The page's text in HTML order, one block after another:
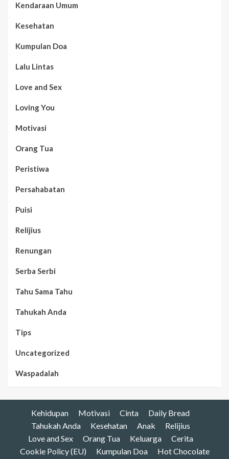
Kendaraan Umum
Kesehatan
Kumpulan Doa
Lalu Lintas
Love and Sex
Loving You
Motivasi
Orang Tua
Peristiwa
Persahabatan
Puisi
Relijius
Renungan
Serba Serbi
Tahu Sama Tahu
Tahukah Anda
Tips
Uncategorized
Waspadalah
Kehidupan Motivasi Cinta
Daily Bread
Tahukah Anda
Kesehatan Anak
Relijius
Love and Sex
Orang Tua Keluarga
Cerita
Cookie Policy (EU)
Kumpulan Doa Hot Chocolate